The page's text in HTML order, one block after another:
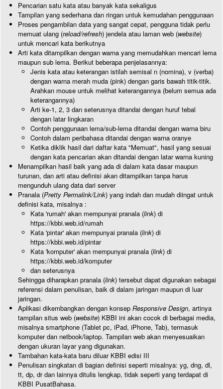
Pencarian satu kata atau banyak kata sekaligus
Tampilan yang sederhana dan ringan untuk kemudahan penggunaan
Proses pengambilan data yang sangat cepat, pengguna tidak perlu
memuat ulang (reload/refresh) jendela atau laman web (website)
untuk mencari kata berikutnya
Arti kata ditampilkan dengan warna yang memudahkan mencari lema
maupun sub lema. Berikut beberapa penjelasannya:
Jenis kata atau keterangan istilah semisal n (nomina), v (verba)
dengan warna merah muda (pink) dengan garis bawah titik-titik.
Arahkan mouse untuk melihat keterangannya (belum semua ada
keterangannya)
Arti ke-1, 2, 3 dan seterusnya ditandai dengan huruf tebal
dengan latar lingkaran
Contoh penggunaan lema/sub-lema ditandai dengan warna biru
Contoh dalam peribahasa ditandai dengan warna oranye
Ketika diklik hasil dari daftar kata "Memuat", hasil yang sesuai
dengan kata pencarian akan ditandai dengan latar warna kuning
Menampilkan hasil baik yang ada di dalam kata dasar maupun
turunan, dan arti atau definisi akan ditampilkan tanpa harus
mengunduh ulang data dari server
Pranala (Pretty Permalink/Link) yang indah dan mudah diingat untuk
definisi kata, misalnya :
Kata 'rumah' akan mempunyai pranala (link) di
https://kbbi.web.id/rumah
Kata 'pintar' akan mempunyai pranala (link) di
https://kbbi.web.id/pintar
Kata 'komputer' akan mempunyai pranala (link) di
https://kbbi.web.id/komputer
dan seterusnya
Sehingga diharapkan pranala (link) tersebut dapat digunakan sebagai
referensi dalam penulisan, baik di dalam jaringan maupun di luar
jaringan.
Aplikasi dikembangkan dengan konsep Responsive Design, artinya
tampilan situs web (website) KBBI ini akan cocok di berbagai media,
misalnya smartphone (Tablet pc, iPad, iPhone, Tab), termasuk
komputer dan netbook/laptop. Tampilan web akan menyesuaikan
dengan ukuran layar yang digunakan.
Tambahan kata-kata baru diluar KBBI edisi III
Penulisan singkatan di bagian definisi seperti misalnya: yg, dng, dl,
tt, dp, dr dan lainnya ditulis lengkap, tidak seperti yang terdapat di
KBBI PusatBahasa.